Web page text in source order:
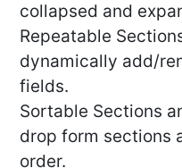
collapsed and
Repeatable
dynamically add/
fields.
Sortable Sections
drop form sections
order.